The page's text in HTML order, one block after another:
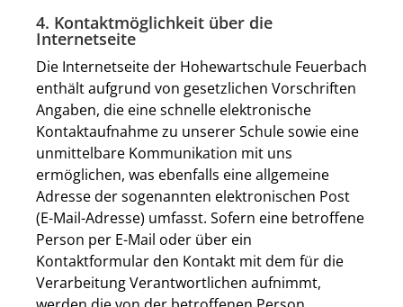
4. Kontaktmöglichkeit über die
Internetseite
Die Internetseite der Hohewartschule Feuerbach
enthält aufgrund von gesetzlichen Vorschriften
Angaben, die eine schnelle elektronische
Kontaktaufnahme zu unserer Schule sowie eine
unmittelbare Kommunikation mit uns
ermöglichen, was ebenfalls eine allgemeine
Adresse der sogenannten elektronischen Post
(E-Mail-Adresse) umfasst. Sofern eine betroffene
Person per E-Mail oder über ein
Kontaktformular den Kontakt mit dem für die
Verarbeitung Verantwortlichen aufnimmt,